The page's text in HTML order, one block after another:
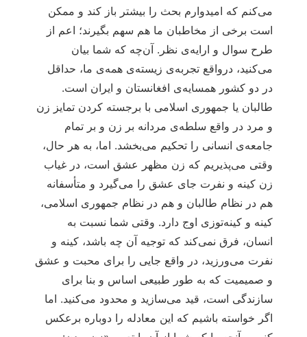
می‌کنم که امیدوارم بحث را بیشتر باز کند و ممکن
است برخی از مخاطبان ما هم سهم بگیرند؛ اعم از
طرح سوال و ارایه‌ی نظر. آن‌چه که شما بیان
می‌کنید، درواقع تجربه‌ی زیسته‌ی همه‌ی ما، حداقل
در دو کشور همسایه‌ی افغانستان و ایران است.
طالبان یا جمهوری اسلامی با برجسته کردن تمایز زن
و مرد در واقع سلطه‌ی مردانه بر زن و بر تمام
جامعه‌ی انسانی را تحکیم می‌بخشد. اما، به هر حال،
وقتی می‌پذیریم که زن مظهر عشق است، در غیاب
زن کینه و نفرت جای عشق را می‌گیرد و متأسفانه
هم در نظام طالبان و هم در نظام جمهوری اسلامی،
کینه و کینه‌توزی اوج دارد. وقتی شما نسبت به
انسان، فرق نمی‌کند که توجیه آن چه باشد، کینه و
نفرت می‌ورزید، در واقع جایی را برای محبت و عشق
و صمیمیت که به طور طبیعی اساس و بنا برای
سازندگی است، قید می‌سازید و محدود می‌کنید. اما
اگر خواسته باشیم که این معادله را دوباره برعکس